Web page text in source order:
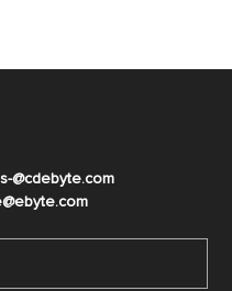
@cdebyte.com